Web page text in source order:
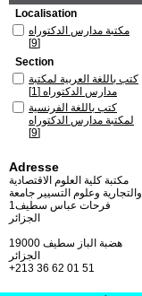
Localisation
مكتبة مدارس الدكتوراه
[9]
Section
كتب باللغة العربية لمكتبة
مدارس الدكتوراه [1]
كتب باللغة الفرنسية
لمكتبة مدارس الدكتوراه
[9]
Adresse
مكتبة كلية العلوم الاقتصادية
والتجارية وعلوم التسيير جامعة
فرحات عباس سطيف1
الجزائر
19000 هضبة الباز سطيف
+213 36 62 01 51